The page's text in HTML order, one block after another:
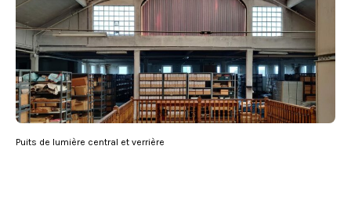
Puits de lumière central et verrière